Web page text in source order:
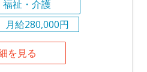
福祉・介護
月給280,000円
を見る